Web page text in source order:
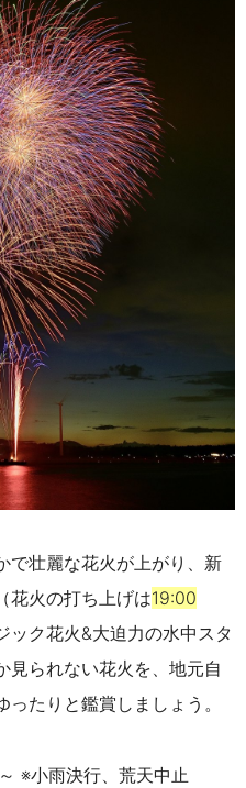
で壮麗な花火が上がり、新
花火の打ち上げは19:00
ック花火&大迫力の水中スタ
見られない花火を、地元自
たりと鑑賞しましょう。
※小雨決行、荒天中止